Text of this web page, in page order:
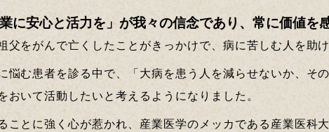
に安心と活力を」 が我々の信念であり、常に価値を
父をがんで亡くしたことがきっかけで、病に苦しむ人を助
悩む患者を診る中で、「大病を患う人を減らせないか、そ
おいて活動したいと考えるようになりました。
ことに強く心が惹かれ、産業医学のメッカである産業医科